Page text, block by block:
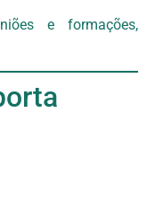
e formações,